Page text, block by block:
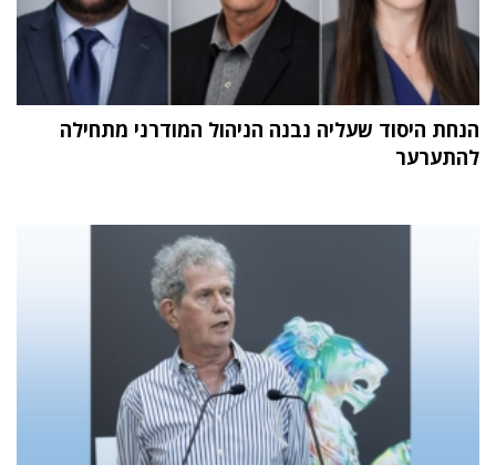
הנחת היסוד שעליה נבנה הניהול המודרני מתחילה
להתערער